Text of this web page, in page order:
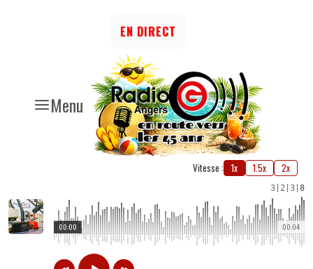
Menu
EN DIRECT
Vitesse : 1x 1.5x 2x
3 2 3 8
00:04
00:00